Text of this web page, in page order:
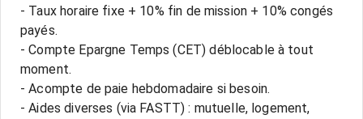
- Taux horaire fixe + 10% fin de mission + 10% congés
payés.
- Compte Epargne Temps (CET) déblocable à tout
moment.
- Acompte de paie hebdomadaire si besoin.
- Aides diverses (via FASTT) : mutuelle, logement,